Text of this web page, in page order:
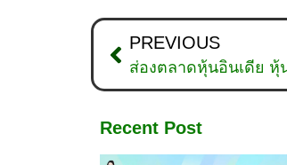
PREVIOUS
ส่องตลาดหุ้นอินเดีย หุ้
Recent Post